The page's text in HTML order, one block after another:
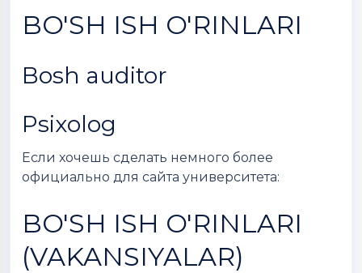
BO'SH ISH O'RINLARI
Bosh auditor
Psixolog
Если хочешь сделать немного более
официально для сайта университета:
BO'SH ISH O'RINLARI
(VAKANSIYALAR)